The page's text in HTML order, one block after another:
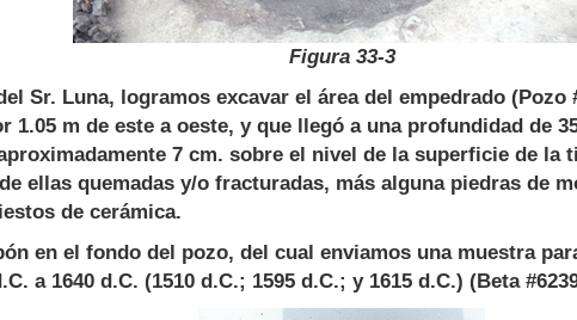
Figura 33-3
Sr. Luna, logramos excavar el área del empedrado (Pozo
1.05 m de este a oeste, y que llegó a una profundidad de
7 cm. sobre el nivel de la superficie de la
ellas quemadas y/o fracturadas, más alguna piedras de
de cerámica.
en el fondo del pozo, del cual enviamos una muestra
a 1640 d.C. (1510 d.C.; 1595 d.C.; y 1615 d.C.) (Beta